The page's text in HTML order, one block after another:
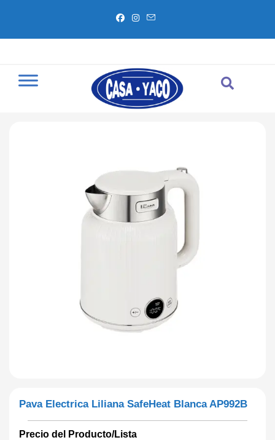
Pava Electrica Liliana SafeHeat Blanca AP992B
Precio del Producto/Lista